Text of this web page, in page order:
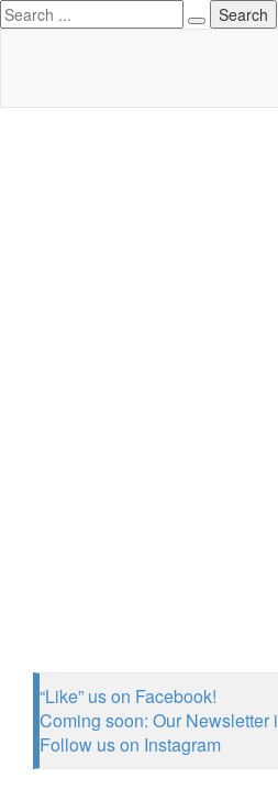
“Like” us on Facebook!
Coming soon: Our Newsletter
Follow us on Instagram